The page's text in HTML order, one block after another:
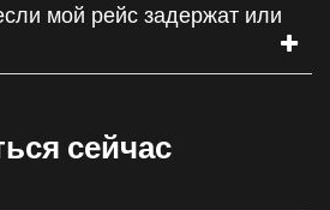
мой рейс задержат или
сейчас